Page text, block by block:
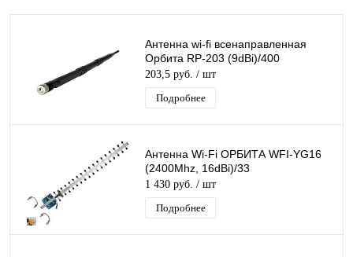
Антенна wi-fi всенаправленная
Орбита RP-203 (9dBi)/400
203,5 руб. / шт
Подробнее
Антенна Wi-Fi ОРБИТА WFI-YG16
(2400Mhz, 16dBi)/33
1 430 руб. / шт
Подробнее